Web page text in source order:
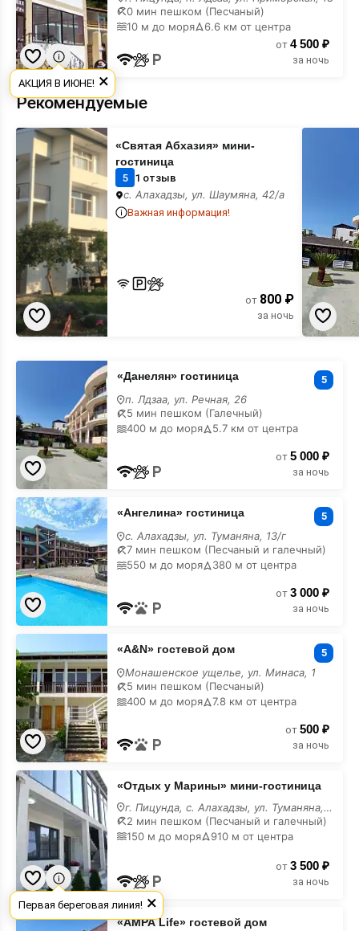
дом
на
карте
0 мин пешком (Песчаный)
10 м до моря
6.6 км от центра
от 4 500 ₽
за ночь
Рекомендуемые
«Святая
Абхазия»
мини-
гостиница
«Святая Абхазия» мини-
гостиница
5 1 отзыв
с. Алахадзы, ул. Шаумяна, 42/а
Важная информация!
от 800 ₽
за ночь
«Данелян»
«Данелян» гостиница 5
п. Лдзаа, ул. Речная, 26
5 мин пешком (Галечный)
400 м до моря
5.7 км от центра
от 5 000 ₽
за ночь
«Ангелина»
гостиница
на
карте
«Ангелина» гостиница 5
с. Алахадзы, ул. Туманяна, 13/г
7 мин пешком (Песчаный и галечный)
550 м до моря
380 м от центра
от 3 000 ₽
за ночь
«A&N»
гостевой
дом
на
карте
«A&N» гостевой дом 5
Монашенское ущелье, ул. Минаса, 1
5 мин пешком (Песчаный)
400 м до моря
7.8 км от центра
от 500 ₽
за ночь
«Отдых
у
Марины»
мини-
гостиница
карте
«Отдых у Марины» мини-гостиница
г. Пицунда, с. Алахадзы, ул. Туманяна, 53
2 мин пешком (Песчаный и галечный)
150 м до моря
910 м от центра
от 3 500 ₽
за ночь
«АМРА
«АМРА Life» гостевой дом
×
АКЦИЯ В ИЮНЕ!
×
Первая береговая линия!